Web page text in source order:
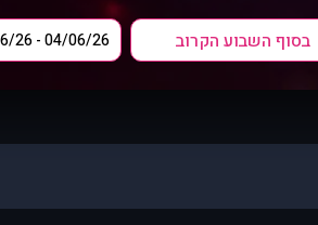
בסוף השבוע הקרוב